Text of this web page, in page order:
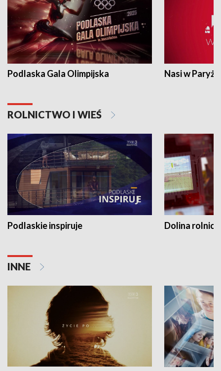
Podlaska Gala Olimpijska Nasi w Paryżu
ROLNICTWO I WIEŚ
Podlaskie inspiruje Dolina
INNE